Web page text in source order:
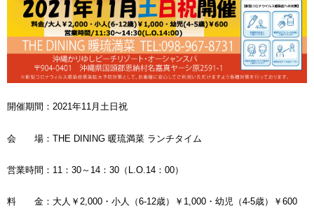
開催期間：2021年11月土日祝
会 場：THE DINING 暖琉満菜 ランチタイム
営業時間：11：30～14：30（L.O.14：00）
料 金：大人￥2,000・小人（6-12歳）￥1,000・幼児（4-5歳）￥600